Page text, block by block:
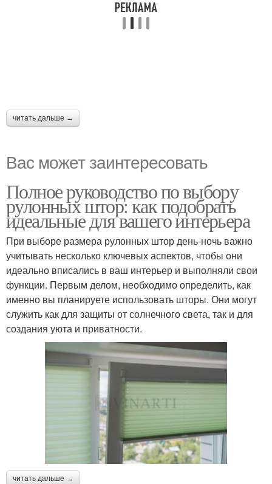
читать дальше →
Вас может заинтересовать
Полное руководство по выбору
рулонных штор: как подобрать
идеальные для вашего интерьера
При выборе размера рулонных штор день-ночь важно
учитывать несколько ключевых аспектов, чтобы они
идеально вписались в ваш интерьер и выполняли свои
функции. Первым делом, необходимо определить, как
именно вы планируете использовать шторы. Они могут
служить как для защиты от солнечного света, так и для
создания уюта и приватности.
читать дальше →